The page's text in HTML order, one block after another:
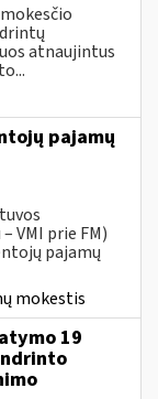
atnaujintus
pajamų
VMI prie FM)
pajamų
mokestis
19